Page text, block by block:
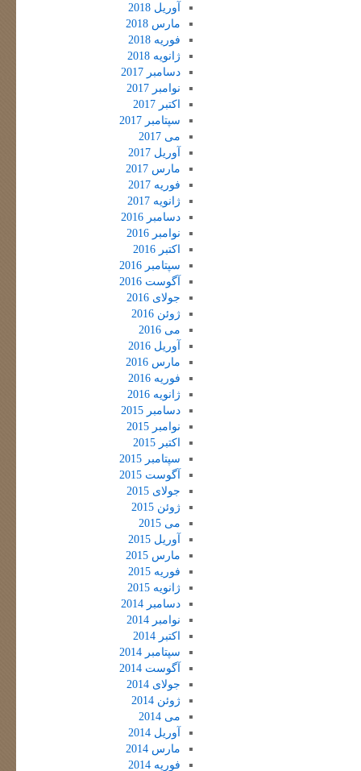
آوریل 2018
مارس 2018
فوریه 2018
ژانویه 2018
دسامبر 2017
نوامبر 2017
اکتبر 2017
سپتامبر 2017
می 2017
آوریل 2017
مارس 2017
فوریه 2017
ژانویه 2017
دسامبر 2016
نوامبر 2016
اکتبر 2016
سپتامبر 2016
آگوست 2016
جولای 2016
ژوئن 2016
می 2016
آوریل 2016
مارس 2016
فوریه 2016
ژانویه 2016
دسامبر 2015
نوامبر 2015
اکتبر 2015
سپتامبر 2015
آگوست 2015
جولای 2015
ژوئن 2015
می 2015
آوریل 2015
مارس 2015
فوریه 2015
ژانویه 2015
دسامبر 2014
نوامبر 2014
اکتبر 2014
سپتامبر 2014
آگوست 2014
جولای 2014
ژوئن 2014
می 2014
آوریل 2014
مارس 2014
فوریه 2014